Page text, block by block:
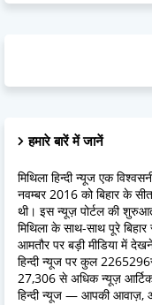
हमारे बारें में जानें
मिथिला हिन्दी न्यूज एक
नवम्बर 2016 को बिहार के
थी। इस न्यूज़ पोर्टल की
मिथिला के साथ-साथ पूरे
आमतौर पर बड़ी मीडिया में
हिन्दी न्यूज पर कुल
27,306 से अधिक न्यूज़
हिन्दी न्यूज — आपकी आवाज़,